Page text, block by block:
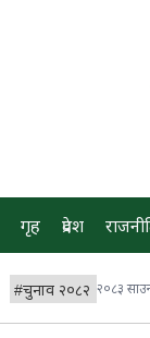
गृह प्रदेश
#चुनाव २०८२ २०८३